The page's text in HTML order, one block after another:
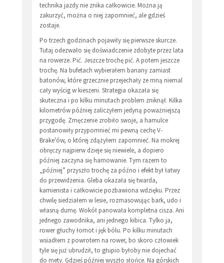
technika jazdy nie znika całkowicie. Można ją
zakurzyć, można o niej zapomnieć, ale gdzieś
zostaje.
Po trzech godzinach pojawiły się pierwsze skurcze.
Tutaj odezwało się doświadczenie zdobyte przez lata
na rowerze. Pić. Jeszcze trochę pić. A potem jeszcze
trochę. Na bufetach wybierałem banany zamiast
batonów, które grzecznie przejechały ze mną niemal
cały wyścig w kieszeni. Strategia okazała się
skuteczna i po kilku minutach problem zniknął. Kilka
kilometrów później zaliczyłem jedyną poważniejszą
przygodę. Zmęczenie zrobiło swoje, a hamulce
postanowiły przypomnieć mi pewną cechę V-
Brake'ów, o której zdążyłem zapomnieć. Na mokrej
obręczy najpierw dzieje się niewiele, a dopiero
później zaczyna się hamowanie. Tym razem to
„później” przyszło trochę za późno i efekt był łatwy
do przewidzenia. Gleba okazała się twarda,
kamienista i całkowicie pozbawiona wdzięku. Przez
chwilę siedziałem w lesie, rozmasowując bark, udo i
własną dumę. Wokół panowała kompletna cisza. Ani
jednego zawodnika, ani jednego kibica. Tylko ja,
rower głuchy łomot i jęk bólu. Po kilku minutach
wsiadłem z powrotem na rower, bo skoro człowiek
tyle się już ubrudził, to głupio byłoby nie dojechać
do mety. Gdzieś później wyszło słońce. Na górskich